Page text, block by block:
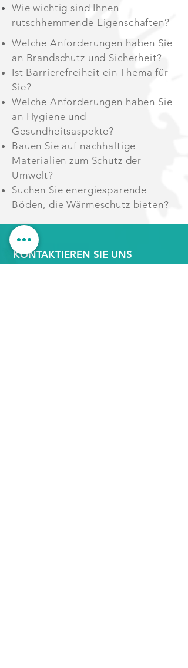
Wie wichtig sind Ihnen
rutschhemmende Eigenschaften?
Welche Anforderungen haben Sie
an Brandschutz und Sicherheit?
Ist Barrierefreiheit ein Thema für
Sie?
Welche Anforderungen haben Sie
an Hygiene und
Gesundheitsaspekte?
Bauen Sie auf nachhaltige
Materialien zum Schutz der
Umwelt?
Suchen Sie energiesparende
Böden, die Wärmeschutz bieten?
KONTAKTIEREN SIE UNS